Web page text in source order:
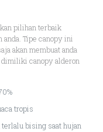
pilihan terbaik
Tipe canopy ini
akan membuat anda
dimiliki canopy alderon
tropis
bising saat hujan